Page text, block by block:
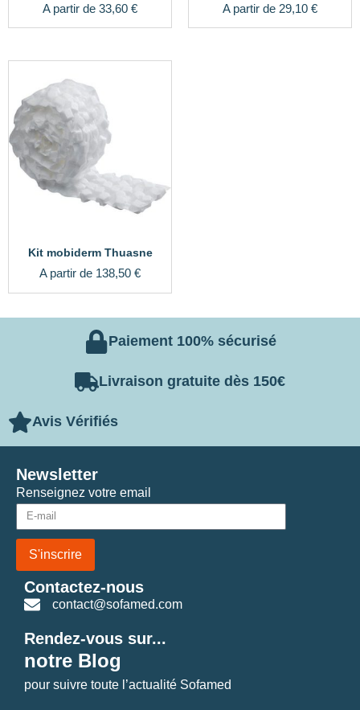
A partir de 33,60 € A partir de 29,10 €
Kit mobiderm Thuasne
A partir de 138,50 €
Paiement 100% sécurisé
Livraison gratuite dès 150€
Avis Vérifiés
Renseignez votre email
S'inscrire
Newsletter
Contactez-nous
contact@sofamed.com
Rendez-vous sur...
notre Blog
pour suivre toute l’actualité Sofamed